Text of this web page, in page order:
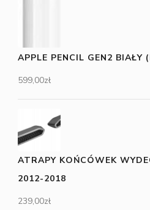
APPLE PENCIL GEN2 BIAŁY
599,00zł
ATRAPY KOŃCÓWEK
2012-2018
239,00zł